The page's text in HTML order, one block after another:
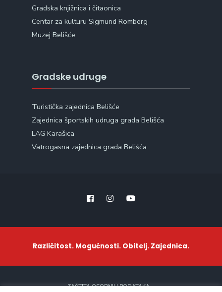
Gradska knjižnica i čitaonica
Centar za kulturu Sigmund Romberg
Muzej Belišće
Gradske udruge
Turistička zajednica Belišće
Zajednica športskih udruga grada Belišća
LAG Karašica
Vatrogasna zajednica grada Belišća
Različitost. Mogućnosti. Obitelj. Zajednica.
ZAŠTITA OSOBNIH PODATAKA